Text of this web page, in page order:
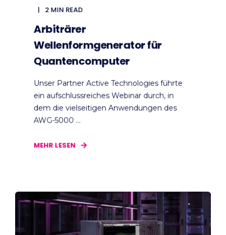
2 MIN READ
Arbiträrer
Wellenformgenerator für
Quantencomputer
Unser Partner Active Technologies führte
ein aufschlussreiches Webinar durch, in
dem die vielseitigen Anwendungen des
AWG-5000 ...
MEHR LESEN